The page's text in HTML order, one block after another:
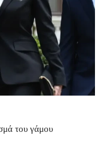
του γάμου